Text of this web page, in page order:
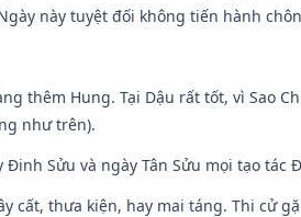
này tuyệt đối không tiến hành
thêm Hung. Tại Dậu rất tốt, vì Sao
như trên).
Sửu và ngày Tân Sửu mọi tạo tác
cất, thưa kiện, hay mai táng. Thi cử